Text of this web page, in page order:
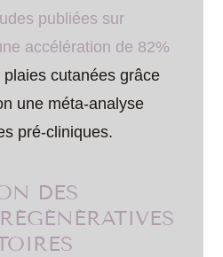
publiées sur
accélération de 82%
cutanées grâce
une méta-analyse
pré-cliniques.
DES